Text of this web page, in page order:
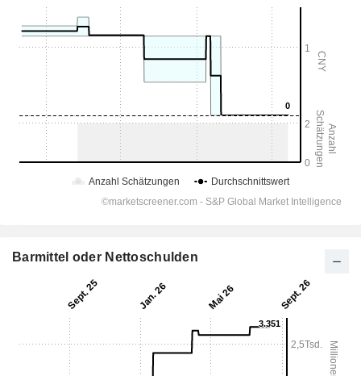
Barmittel oder Nettoschulden